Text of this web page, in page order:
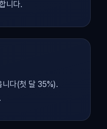
니다.
니다(첫 달 35%).